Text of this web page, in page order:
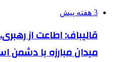
3 هفته پیش
قالیباف: اطاعت از
میدان مبارزه با دشمن